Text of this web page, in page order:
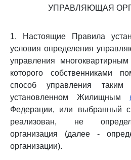
УПРАВЛЯЮЩАЯ
1. Настоящие Правила
условия определения
управления
которого собственниками
способ управления
установленном Жилищным
Федерации, или выбранный
реализован, не
организация (далее -
организации).